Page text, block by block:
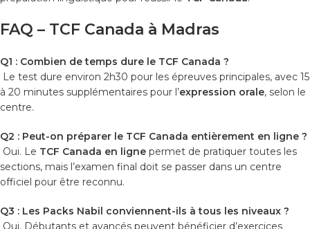
FAQ – TCF Canada à Madras
Q1 : Combien de temps dure le TCF Canada ?
Le test dure environ 2h30 pour les épreuves principales, avec 15
à 20 minutes supplémentaires pour l’expression orale, selon le
centre.
Q2 : Peut-on préparer le TCF Canada entièrement en ligne ?
Oui. Le TCF Canada en ligne permet de pratiquer toutes les
sections, mais l’examen final doit se passer dans un centre
officiel pour être reconnu.
Q3 : Les Packs Nabil conviennent-ils à tous les niveaux ?
Oui. Débutants et avancés peuvent bénéficier d’exercices